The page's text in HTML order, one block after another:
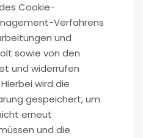
Cookie-
Verfahrens
und
sowie von den
und widerrufen
wird die
gespeichert, um
erneut
und die